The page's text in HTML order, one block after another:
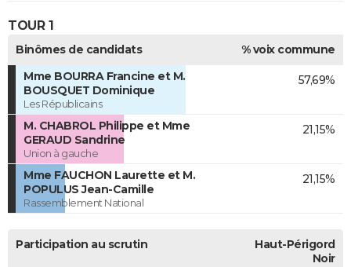
TOUR 1
Binômes de candidats
% voix commune
Mme BOURRA Francine et M.
BOUSQUET Dominique
Les Républicains
57,69%
M. CHABROL Philippe et Mme
GERAUD Sandrine
Union à gauche
21,15%
Mme FAUCHON Laurette et M.
POPULUS Jean-Camille
Rassemblement National
21,15%
Participation au scrutin
Haut-Périgord
Noir